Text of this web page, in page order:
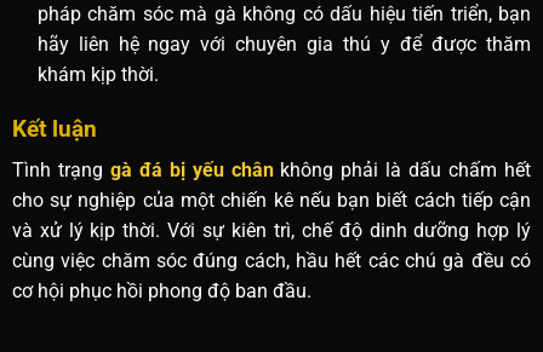
pháp chăm sóc mà gà không có dấu hiệu tiến triển, bạn
hãy liên hệ ngay với chuyên gia thú y để được thăm
khám kịp thời.
Kết luận
Tình trạng gà đá bị yếu chânkhông phải là dấu chấm hết
cho sự nghiệp của một chiến kê nếu bạn biết cách tiếp cận
và xử lý kịp thời. Với sự kiên trì, chế độ dinh dưỡng hợp lý
cùng việc chăm sóc đúng cách, hầu hết các chú gà đều có
cơ hội phục hồi phong độ ban đầu.